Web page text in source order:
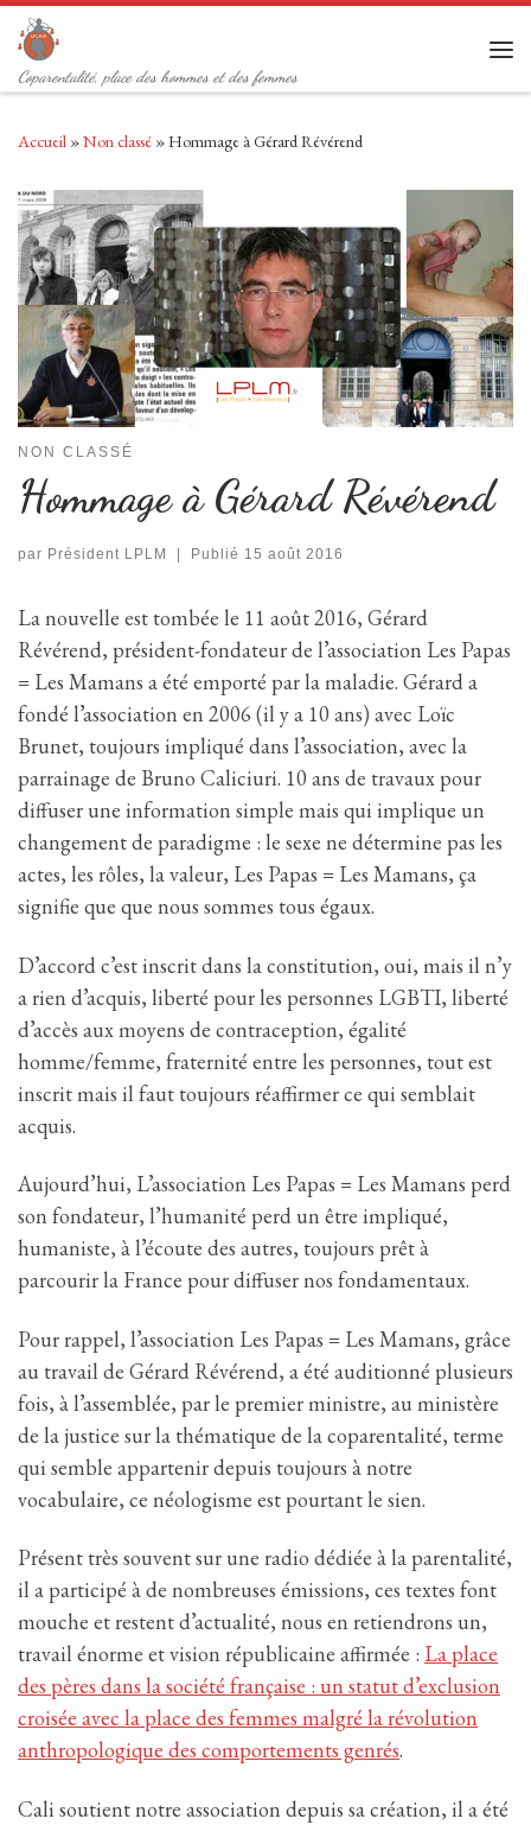
Passer au contenu
Coparentalité, place des hommes et des femmes
Accueil »Non classé »Hommage à Gérard Révérend
NON CLASSÉ
Hommage à Gérard Révérend
par Président LPLM Publié 15 août 2016
La nouvelle est tombée le 11 août 2016, Gérard
Révérend, président-fondateur de l’association Les Papas
= Les Mamans a été emporté par la maladie. Gérard a
fondé l’association en 2006 (il y a 10 ans) avec Loïc
Brunet, toujours impliqué dans l’association, avec la
parrainage de Bruno Caliciuri. 10 ans de travaux pour
diffuser une information simple mais qui implique un
changement de paradigme : le sexe ne détermine pas les
actes, les rôles, la valeur, Les Papas = Les Mamans, ça
signifie que que nous sommes tous égaux.
D’accord c’est inscrit dans la constitution, oui, mais il n’y
a rien d’acquis, liberté pour les personnes LGBTI, liberté
d’accès aux moyens de contraception, égalité
homme/femme, fraternité entre les personnes, tout est
inscrit mais il faut toujours réaffirmer ce qui semblait
acquis.
Aujourd’hui, L’association Les Papas = Les Mamans perd
son fondateur, l’humanité perd un être impliqué,
humaniste, à l’écoute des autres, toujours prêt à
parcourir la France pour diffuser nos fondamentaux.
Pour rappel, l’association Les Papas = Les Mamans, grâce
au travail de Gérard Révérend, a été auditionné plusieurs
fois, à l’assemblée, par le premier ministre, au ministère
de la justice sur la thématique de la coparentalité, terme
qui semble appartenir depuis toujours à notre
vocabulaire, ce néologisme est pourtant le sien.
Présent très souvent sur une radio dédiée à la parentalité,
il a participé à de nombreuses émissions, ces textes font
mouche et restent d’actualité, nous en retiendrons un,
travail énorme et vision républicaine affirmée : La place
des pères dans la société française : un statut d’exclusion
croisée avec la place des femmes malgré la révolution
anthropologique des comportements genrés.
Cali soutient notre association depuis sa création, il a été